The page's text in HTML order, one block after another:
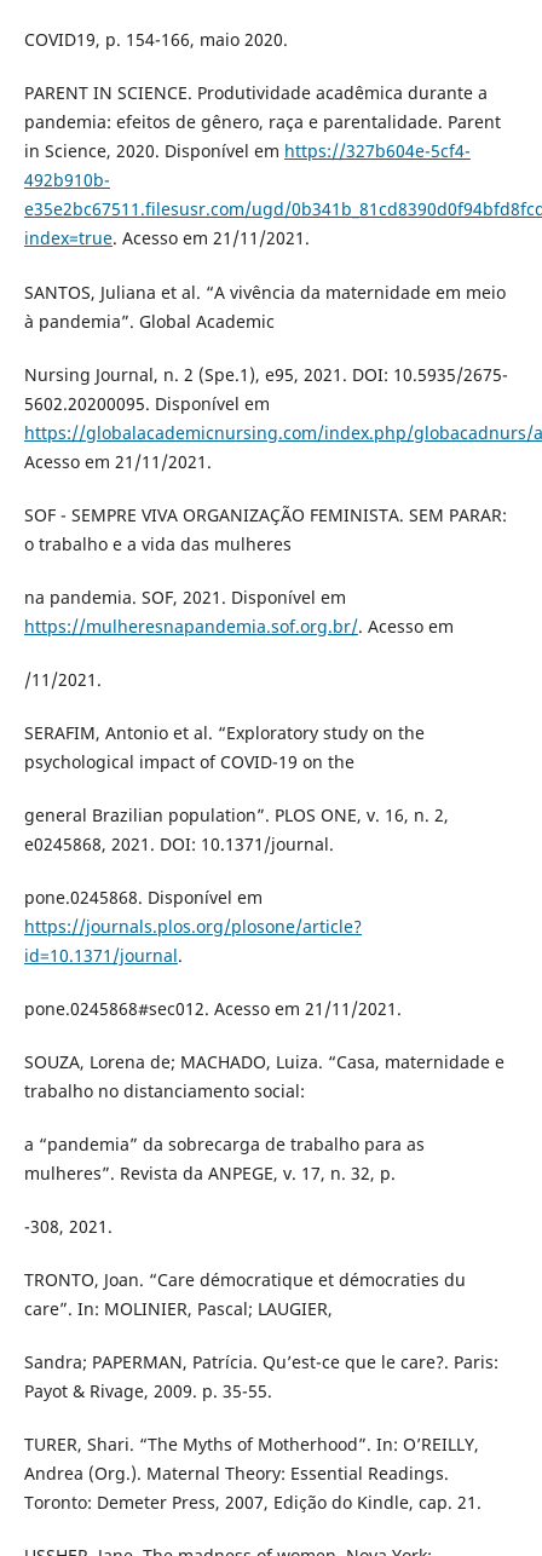
COVID19, p. 154-166, maio 2020.
PARENT IN SCIENCE. Produtividade acadêmica durante a
pandemia: efeitos de gênero, raça e parentalidade. Parent
in Science, 2020. Disponível em https://327b604e-5cf4-
492b910b-
e35e2bc67511.filesusr.com/ugd/
index=true. Acesso em 21/11/2021.
SANTOS, Juliana et al. “A vivência da maternidade em meio
à pandemia”. Global Academic
Nursing Journal, n. 2 (Spe.1), e95, 2021. DOI: 10.5935/2675-
5602.20200095. Disponível em
https://globalacademicnursing.com/index.php/globacadnurs/
Acesso em 21/11/2021.
SOF - SEMPRE VIVA ORGANIZAÇÃO FEMINISTA. SEM PARAR:
o trabalho e a vida das mulheres
na pandemia. SOF, 2021. Disponível em
https://mulheresnapandemia.sof.org.br/. Acesso em
/11/2021.
SERAFIM, Antonio et al. “Exploratory study on the
psychological impact of COVID-19 on the
general Brazilian population”. PLOS ONE, v. 16, n. 2,
e0245868, 2021. DOI: 10.1371/journal.
pone.0245868. Disponível em
https://journals.plos.org/plosone/article?
id=10.1371/journal.
pone.0245868#sec012. Acesso em 21/11/2021.
SOUZA, Lorena de; MACHADO, Luiza. “Casa, maternidade e
trabalho no distanciamento social:
a “pandemia” da sobrecarga de trabalho para as
mulheres”. Revista da ANPEGE, v. 17, n. 32, p.
-308, 2021.
TRONTO, Joan. “Care démocratique et démocraties du
care”. In: MOLINIER, Pascal; LAUGIER,
Sandra; PAPERMAN, Patrícia. Qu’est-ce que le care?. Paris:
Payot & Rivage, 2009. p. 35-55.
TURER, Shari. “The Myths of Motherhood”. In: O’REILLY,
Andrea (Org.). Maternal Theory: Essential Readings.
Toronto: Demeter Press, 2007, Edição do Kindle, cap. 21.